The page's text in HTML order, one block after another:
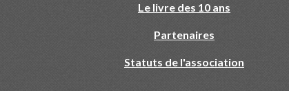
Le livre des 10 ans
Partenaires
Statuts de l'association